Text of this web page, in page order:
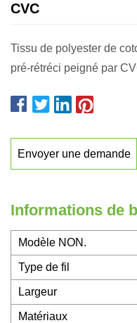
CVC
Tissu de polyester de
pré-rétréci peigné par
Envoyer une demande
Informations de
Modèle NON.
Type de fil
Largeur
Matériaux